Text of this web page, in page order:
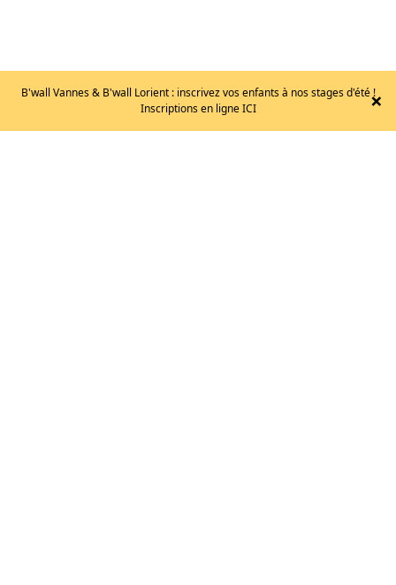
B'wall Vannes & B'wall Lorient : inscrivez vos enfants à nos stages d'été !
Inscriptions en ligne ICI
×
BDO
–